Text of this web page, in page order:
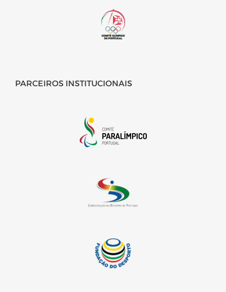
PARCEIROS INSTITUCIONAIS